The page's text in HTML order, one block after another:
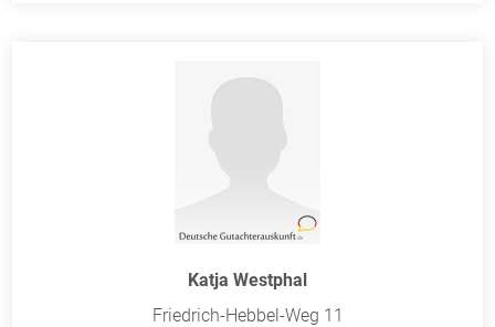
Katja Westphal
Friedrich-Hebbel-Weg 11